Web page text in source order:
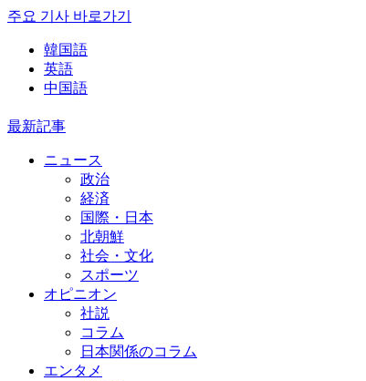
주요 기사 바로가기
韓国語
英語
中国語
最新記事
ニュース
政治
経済
国際・日本
北朝鮮
社会・文化
スポーツ
オピニオン
社説
コラム
日本関係のコラム
エンタメ